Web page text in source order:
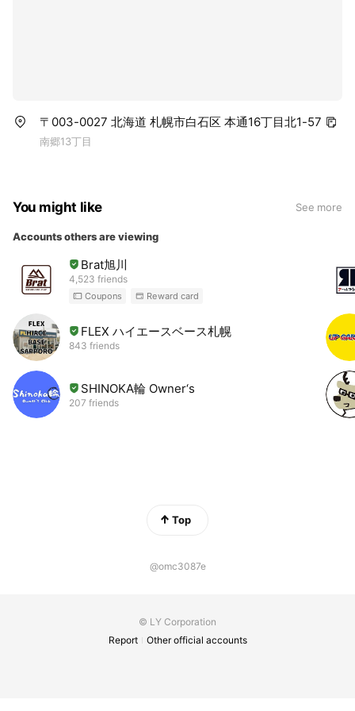
〒003-0027 北海道 札幌市白石区 本通16丁目北1-57
南郷13丁目
You might like See more
Accounts others are viewing
Brat旭川
4,523 friends
Coupons Reward card
FLEX ハイエースベース札幌
843 friends
SHINOKA輪 Owner‘s
207 friends
Top
@omc3087e
© LY Corporation
Report
Other official accounts